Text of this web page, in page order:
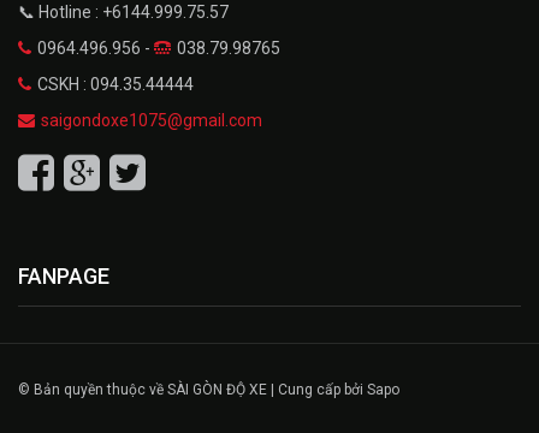
📞 Hotline : +6144.999.75.57
0964.496.956 -
038.79.98765
CSKH : 094.35.44444
saigondoxe1075@gmail.com
FANPAGE
© Bản quyền thuộc về SÀI GÒN ĐỘ XE | Cung cấp bởi Sapo